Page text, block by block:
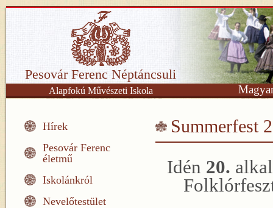
Pesovár Ferenc Néptáncsuli
Alapfokú Művészeti Iskola
Hírek
Pesovár Ferenc
életmű
Iskolánkról
Nevelőtestület
Summerfest
Idén 20.